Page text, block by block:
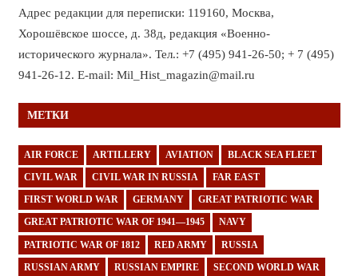
Адрес редакции для переписки: 119160, Москва,
Хорошёвское шоссе, д. 38д, редакция «Военно-
исторического журнала». Тел.: +7 (495) 941-26-50; + 7 (495)
941-26-12. E-mail: Mil_Hist_magazin@mail.ru
МЕТКИ
AIR FORCE ARTILLERY AVIATION BLACK SEA FLEET
CIVIL WAR CIVIL WAR IN RUSSIA FAR EAST
FIRST WORLD WAR GERMANY GREAT PATRIOTIC WAR
GREAT PATRIOTIC WAR OF 1941—1945 NAVY
PATRIOTIC WAR OF 1812 RED ARMY RUSSIA
RUSSIAN ARMY RUSSIAN EMPIRE SECOND WORLD WAR